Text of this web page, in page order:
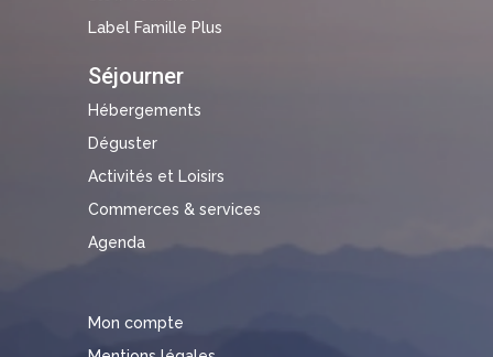
Label Famille Plus
Séjourner
Hébergements
Déguster
Activités et Loisirs
Commerces & services
Agenda
Mon compte